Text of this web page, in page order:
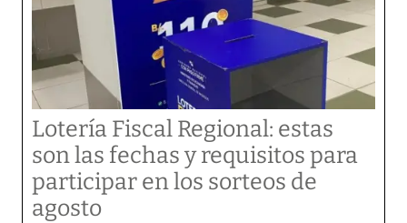
Lotería Fiscal Regional: estas
son las fechas y requisitos para
participar en los sorteos de
agosto